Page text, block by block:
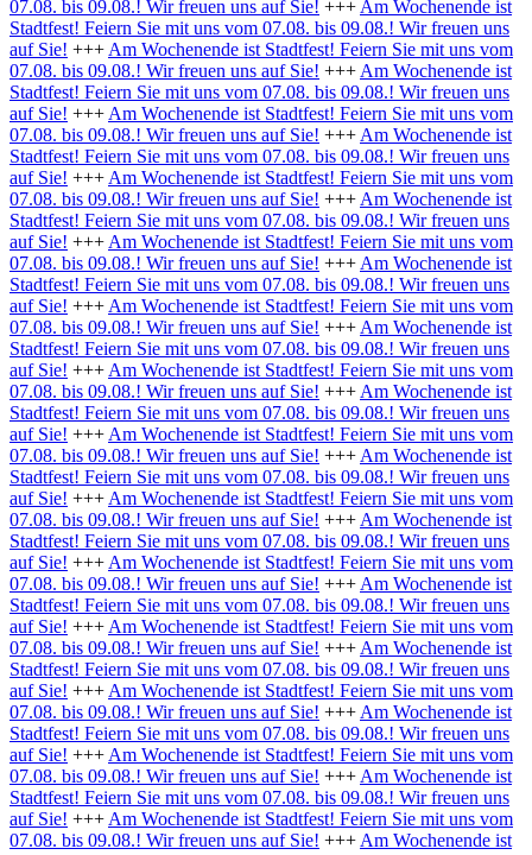
07.08. bis 09.08.! Wir freuen uns auf Sie! +++ Am Wochenende ist
Stadtfest! Feiern Sie mit uns vom 07.08. bis 09.08.! Wir freuen uns
auf Sie! +++ Am Wochenende ist Stadtfest! Feiern Sie mit uns vom
07.08. bis 09.08.! Wir freuen uns auf Sie! +++ Am Wochenende ist
Stadtfest! Feiern Sie mit uns vom 07.08. bis 09.08.! Wir freuen uns
auf Sie! +++ Am Wochenende ist Stadtfest! Feiern Sie mit uns vom
07.08. bis 09.08.! Wir freuen uns auf Sie! +++ Am Wochenende ist
Stadtfest! Feiern Sie mit uns vom 07.08. bis 09.08.! Wir freuen uns
auf Sie! +++ Am Wochenende ist Stadtfest! Feiern Sie mit uns vom
07.08. bis 09.08.! Wir freuen uns auf Sie! +++ Am Wochenende ist
Stadtfest! Feiern Sie mit uns vom 07.08. bis 09.08.! Wir freuen uns
auf Sie! +++ Am Wochenende ist Stadtfest! Feiern Sie mit uns vom
07.08. bis 09.08.! Wir freuen uns auf Sie! +++ Am Wochenende ist
Stadtfest! Feiern Sie mit uns vom 07.08. bis 09.08.! Wir freuen uns
auf Sie! +++ Am Wochenende ist Stadtfest! Feiern Sie mit uns vom
07.08. bis 09.08.! Wir freuen uns auf Sie! +++ Am Wochenende ist
Stadtfest! Feiern Sie mit uns vom 07.08. bis 09.08.! Wir freuen uns
auf Sie! +++ Am Wochenende ist Stadtfest! Feiern Sie mit uns vom
07.08. bis 09.08.! Wir freuen uns auf Sie! +++ Am Wochenende ist
Stadtfest! Feiern Sie mit uns vom 07.08. bis 09.08.! Wir freuen uns
auf Sie! +++ Am Wochenende ist Stadtfest! Feiern Sie mit uns vom
07.08. bis 09.08.! Wir freuen uns auf Sie! +++ Am Wochenende ist
Stadtfest! Feiern Sie mit uns vom 07.08. bis 09.08.! Wir freuen uns
auf Sie! +++ Am Wochenende ist Stadtfest! Feiern Sie mit uns vom
07.08. bis 09.08.! Wir freuen uns auf Sie! +++ Am Wochenende ist
Stadtfest! Feiern Sie mit uns vom 07.08. bis 09.08.! Wir freuen uns
auf Sie! +++ Am Wochenende ist Stadtfest! Feiern Sie mit uns vom
07.08. bis 09.08.! Wir freuen uns auf Sie! +++ Am Wochenende ist
Stadtfest! Feiern Sie mit uns vom 07.08. bis 09.08.! Wir freuen uns
auf Sie! +++ Am Wochenende ist Stadtfest! Feiern Sie mit uns vom
07.08. bis 09.08.! Wir freuen uns auf Sie! +++ Am Wochenende ist
Stadtfest! Feiern Sie mit uns vom 07.08. bis 09.08.! Wir freuen uns
auf Sie! +++ Am Wochenende ist Stadtfest! Feiern Sie mit uns vom
07.08. bis 09.08.! Wir freuen uns auf Sie! +++ Am Wochenende ist
Stadtfest! Feiern Sie mit uns vom 07.08. bis 09.08.! Wir freuen uns
auf Sie! +++ Am Wochenende ist Stadtfest! Feiern Sie mit uns vom
07.08. bis 09.08.! Wir freuen uns auf Sie! +++ Am Wochenende ist
Stadtfest! Feiern Sie mit uns vom 07.08. bis 09.08.! Wir freuen uns
auf Sie! +++ Am Wochenende ist Stadtfest! Feiern Sie mit uns vom
07.08. bis 09.08.! Wir freuen uns auf Sie! +++ Am Wochenende ist